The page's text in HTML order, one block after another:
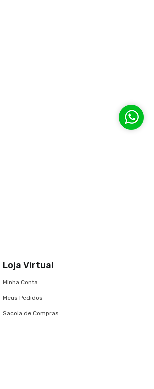
Loja Virtual
Minha Conta
Meus Pedidos
Sacola de Compras